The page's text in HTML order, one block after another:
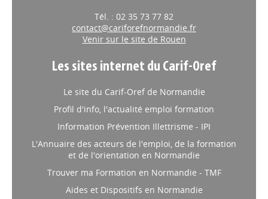
Tél. : 02 35 73 77 82
contact@cariforefnormandie.fr
Venir sur le site de Rouen
Les sites internet du Carif-Oref
Le site du Carif-Oref de Normandie
Profil d'info, l'actualité emploi formation
Information Prévention Illettrisme - IPI
L'Annuaire des acteurs de l'emploi, de la formation
et de l'orientation en Normandie
Trouver ma Formation en Normandie - TMF
Aides et Dispositifs en Normandie